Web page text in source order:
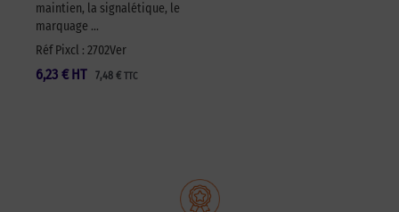
maintien, la signalétique, le
marquage …
Réf Pixcl : 2702Ver
6,23 € 7,48 € TTC
HT